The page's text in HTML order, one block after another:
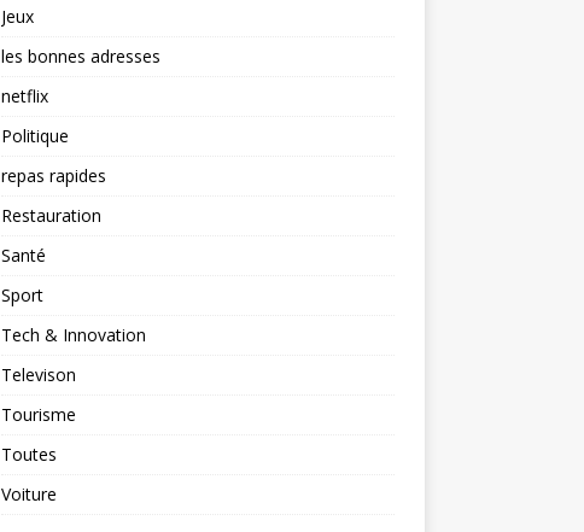
Jeux
les bonnes adresses
netflix
Politique
repas rapides
Restauration
Santé
Sport
Tech & Innovation
Televison
Tourisme
Toutes
Voiture